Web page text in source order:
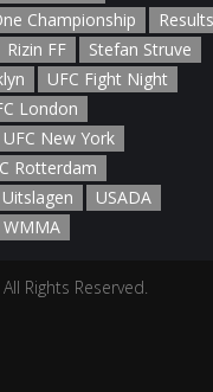
Championship
Results
Rizin FF
Stefan Struve
UFC Fight Night
London
UFC New York
Rotterdam
Uitslagen
USADA
WMMA
Rights Reserved.